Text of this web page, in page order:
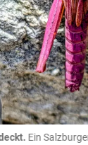
Ein